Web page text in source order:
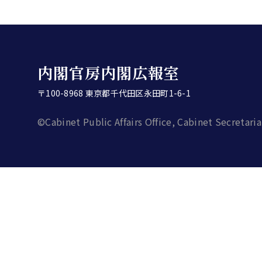
内閣官房内閣広報室
〒100-8968 東京都千代田区永田町1-6-1
©Cabinet Public Affairs Office, Cabinet